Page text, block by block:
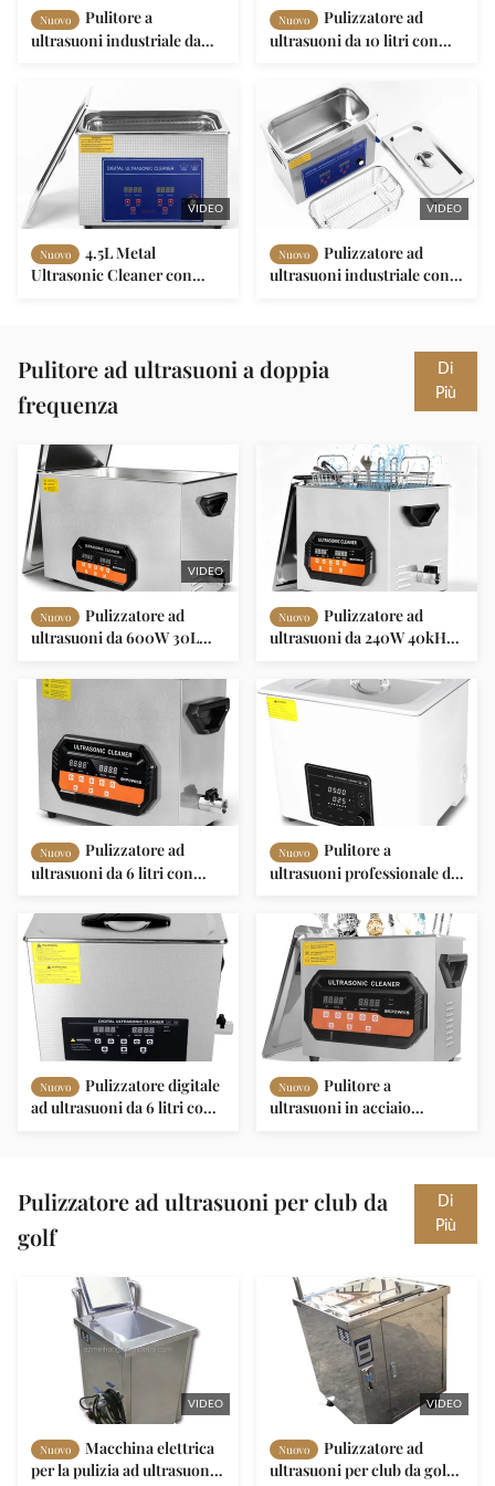
Nuovo
Pulitore a
ultrasuoni industriale da
potenza di riscaldamento di
600W
Nuovo
Pulizzatore ad
ultrasuoni da 10 litri con
20 a 80 °C e potenza da 0 a
240 W per un elevato effetto
di pulizia
VIDEO
Nuovo
4.5L Metal
Ultrasonic Cleaner con
VIDEO
Nuovo
Pulizzatore ad
ultrasuoni industriale con
descalcificazione
automatica dei metalli
Pulitore ad ultrasuoni a doppia
frequenza
Di
Più
VIDEO
Nuovo
Pulizzatore ad
ultrasuoni da 600W 30L
pulizia industriale e di
precisione
Nuovo
Pulizzatore ad
ultrasuoni da 240W 40kHz
degassamento per lavatrice
di parti industriali
Nuovo
Pulizzatore ad
ultrasuoni da 6 litri con
frequenza di 40 kHz per
pulizia professionale
Nuovo
Pulitore a
ultrasuoni professionale da
a 7 livelli e serbatoio in
acciaio inossidabile 304 per
strumenti, parti, gioielli e
occhiali
Nuovo
Pulizzatore digitale
ad ultrasuoni da 6 litri con
Nuovo
Pulitore a
ultrasuoni in acciaio
Pulizzatore ad ultrasuoni per club da
golf
Di
Più
VIDEO
Nuovo
Macchina elettrica
per la pulizia ad ultrasuoni
VIDEO
Nuovo
Pulizzatore ad
ultrasuoni per club da golf